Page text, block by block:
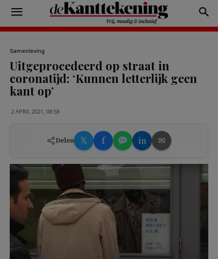
Samenleving
Uitgeprocedeerd op straat in
coronatijd: ‘Kunnen letterlijk geen
kant op’
2 APRIL 2021, 08:58
Delen 𝕏 f in ✉